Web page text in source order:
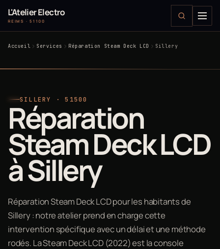
L'Atelier Electro
REIMS · 51100
Accueil Services Réparation Steam Deck LCD Sillery
SILLERY · 51500
Réparation
Steam Deck LCD
à Sillery
Réparation Steam Deck LCD pour les habitants de
Sillery : notre atelier prend en charge cette
intervention spécifique avec un délai et une méthode
rodés. La Steam Deck LCD (2022) est la console